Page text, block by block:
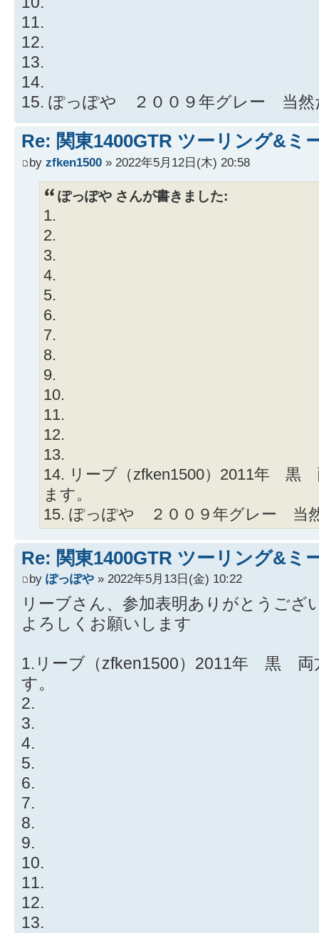
11.
12.
13.
14.
15. ぽっぽや ２００９年グレー 当然
Re: 関東1400GTR ツーリング&ミ
by zfken1500 » 2022年5月12日(木) 20:58
ぽっぽや さんが書きました:
1.
2.
3.
4.
5.
6.
7.
8.
9.
10.
11.
12.
13.
14. リーブ（zfken1500）2011年
ます。
15. ぽっぽや ２００９年グレー 当
Re: 関東1400GTR ツーリング&ミ
by ぽっぽや » 2022年5月13日(金) 10:22
リーブさん、参加表明ありがとうござ
よろしくお願いします
1.リーブ（zfken1500）2011年 黒
す。
2.
3.
4.
5.
6.
7.
8.
9.
10.
11.
12.
13.